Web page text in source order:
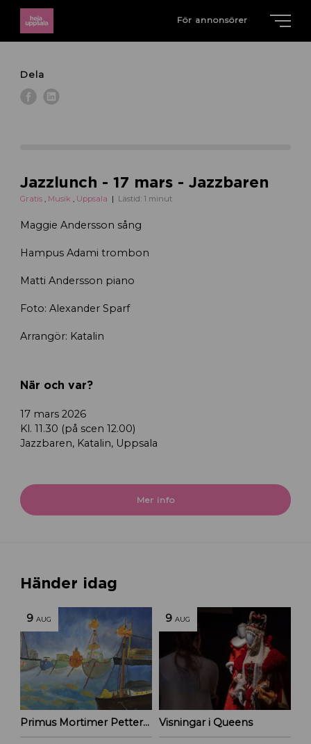
För annonsörer
Dela
Jazzlunch - 17 mars - Jazzbaren
Gratis , Musik , Uppsala Lästid: 1 minut
Maggie Andersson sång
Hampus Adami trombon
Matti Andersson piano
Foto: Alexander Sparf
Arrangör: Katalin
När och var?
17 mars 2026
Kl. 11.30 (på scen 12.00)
Jazzbaren, Katalin, Uppsala
Mer info
Händer idag
9 AUG
Primus Mortimer Pettersson
9 AUG
Visningar i Queens